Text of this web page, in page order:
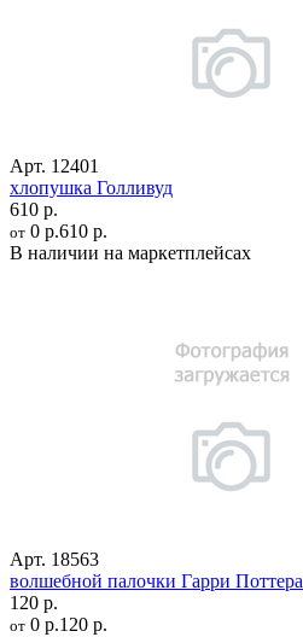
Арт. 12401
хлопушка Голливуд
610 р.
от 0 р.610 р.
В наличии на маркетплейсах
Арт. 18563
волшебной палочки Гарри Поттера
120 р.
от 0 р.120 р.